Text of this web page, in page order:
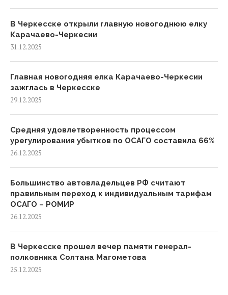
В Черкесске открыли главную новогоднюю елку
Карачаево-Черкесии
31.12.2025
Главная новогодняя елка Карачаево-Черкесии
зажглась в Черкесске
29.12.2025
Средняя удовлетворенность процессом
урегулирования убытков по ОСАГО составила 66%
26.12.2025
Большинство автовладельцев РФ считают
правильным переход к индивидуальным тарифам
ОСАГО – РОМИР
26.12.2025
В Черкесске прошел вечер памяти генерал-
полковника Солтана Магометова
25.12.2025